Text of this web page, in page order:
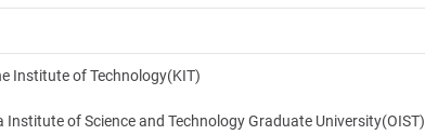
Institute of Technology(KIT)
Institute of Science and Technology Graduate University(OIST)